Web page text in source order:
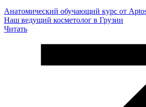
Анатомический обучающий курс от
Наш ведущий косметолог в Грузии
Читать